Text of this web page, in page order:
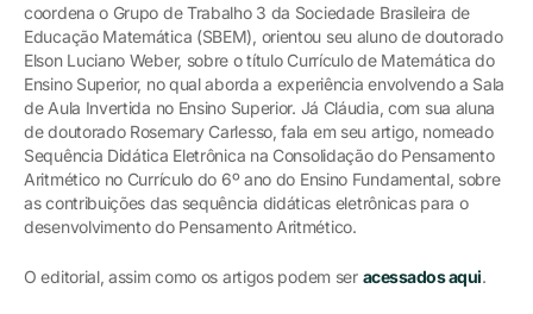
coordena o Grupo de Trabalho 3 da Sociedade Brasileira de
Educação Matemática (SBEM), orientou seu aluno de doutorado
Elson Luciano Weber, sobre o título Currículo de Matemática do
Ensino Superior, no qual aborda a experiência envolvendo a Sala
de Aula Invertida no Ensino Superior. Já Cláudia, com sua aluna
de doutorado Rosemary Carlesso, fala em seu artigo, nomeado
Sequência Didática Eletrônica na Consolidação do Pensamento
Aritmético no Currículo do 6º ano do Ensino Fundamental, sobre
as contribuições das sequência didáticas eletrônicas para o
desenvolvimento do Pensamento Aritmético.
O editorial, assim como os artigos podem ser acessados aqui.